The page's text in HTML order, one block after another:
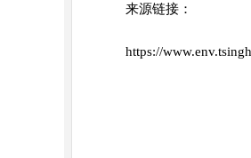
来源链接：
https://